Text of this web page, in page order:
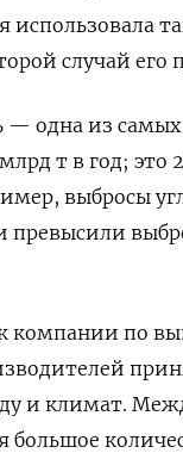
использовала
случай его
одна из самых
т в год; это
выбросы
компании по
и климат.